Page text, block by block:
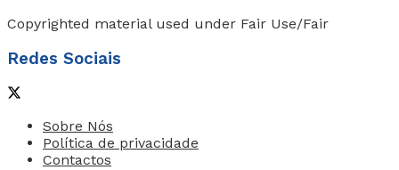
Copyrighted material used under Fair Use/Fair
Redes Sociais
Sobre Nós
Política de privacidade
Contactos